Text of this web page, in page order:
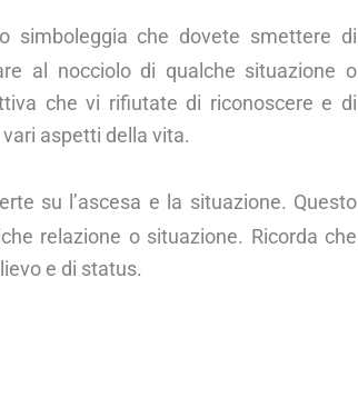
simboleggia che dovete smettere di
al nocciolo di qualche situazione o
che vi rifiutate di riconoscere e di
aspetti della vita.
su l’ascesa e la situazione. Questo
relazione o situazione. Ricorda che
e di status.